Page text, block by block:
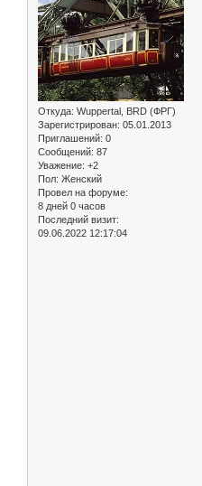
Откуда: Wuppertal, BRD (ФРГ)
Зарегистрирован: 05.01.2013
Приглашений: 0
Сообщений: 87
Уважение: +2
Пол: Женский
Провел на форуме:
8 дней 0 часов
Последний визит:
09.06.2022 12:17:04